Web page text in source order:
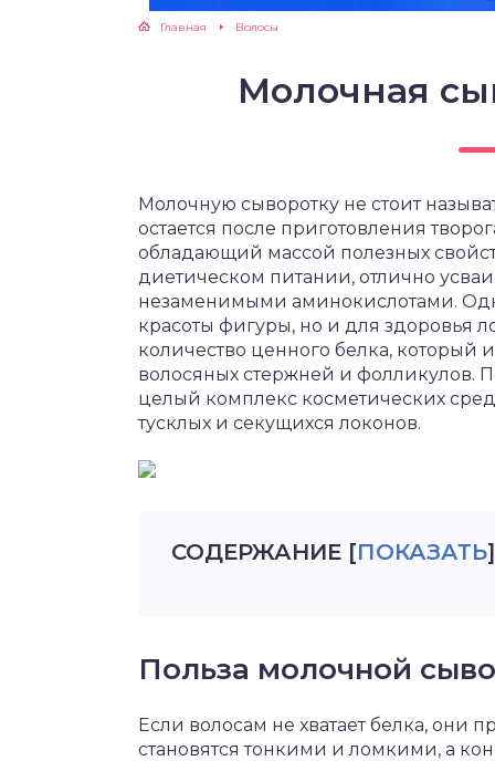
Главная Волосы
Молочная
Молочную сыворотку не стоит
остается после приготовления
обладающий массой полезных
диетическом питании, отлично
незаменимыми аминокислотами.
красоты фигуры, но и для здоровья
количество ценного белка, который
волосяных стержней и фолликулов.
целый комплекс косметических
тусклых и секущихся локонов.
СОДЕРЖАНИЕ [ПОКАЗАТЬ]
Польза молочной
Если волосам не хватает белка, они
становятся тонкими и ломкими, а